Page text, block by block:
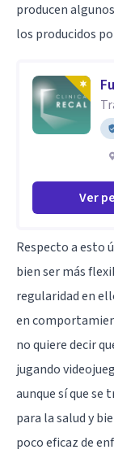
producen
los producidos
Ver
Respecto a esto
bien ser más
regularidad en
en
no quiere decir
jugando
aunque sí que
para la salud y
poco eficaz de